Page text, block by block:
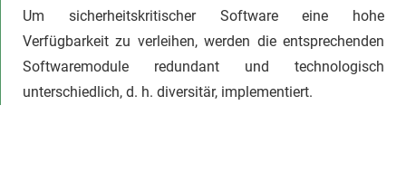
Um sicherheitskritischer Software eine hohe
Verfügbarkeit zu verleihen, werden die entsprechenden
Softwaremodule redundant und technologisch
unterschiedlich, d. h. diversitär, implementiert.